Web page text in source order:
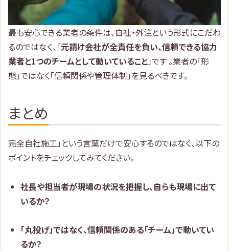
最も安心できる業者の条件は、自社・外注という形式にこだわ
るのではなく、「元請け会社が全責任を負い、信頼できる協力
業者と1つのチームとして動いていること」です 。業者の「形
態」ではなく「信頼関係や管理体制」を見るべきです。
まとめ
完全自社施工」という言葉だけで安心するのではなく、以下の
ポイントをチェックしてみてください。
社長や担当者が現場の状況を把握し、自らも現場に出て
いるか？
「丸投げ」ではなく、信頼関係のある「チーム」で動いてい
るか？